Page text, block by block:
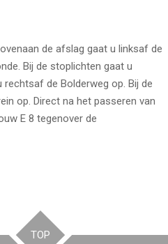
de afslag gaat u linksaf de
Bij de stoplichten gaat u
de Bolderweg op. Bij de
op. Direct na het passeren van
E 8 tegenover de
TOP